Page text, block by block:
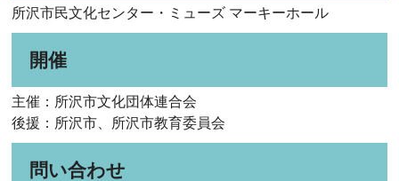
所沢市民文化センター・ミューズ マーキーホール
開催
主催：所沢市文化団体連合会
後援：所沢市、所沢市教育委員会
問い合わせ